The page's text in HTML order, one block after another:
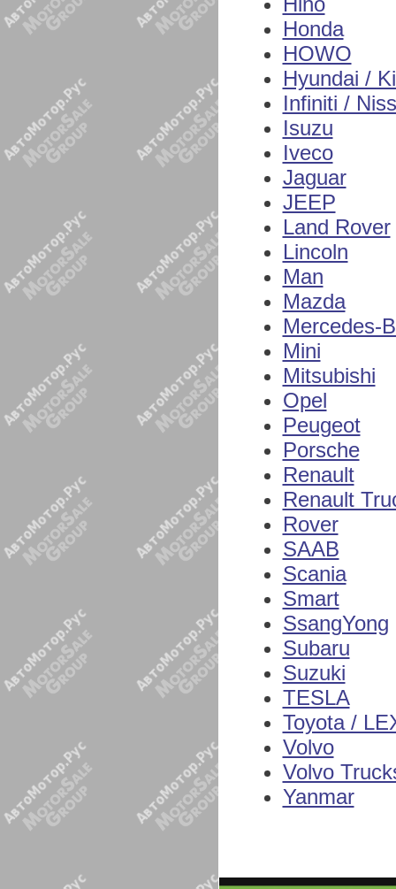
Honda
HOWO
Hyundai /
Infiniti /
Isuzu
Iveco
Jaguar
JEEP
Land Rover
Lincoln
Man
Mazda
Mercedes-
Mini
Mitsubishi
Opel
Peugeot
Porsche
Renault
Renault
Rover
SAAB
Scania
Smart
SsangYong
Subaru
Suzuki
TESLA
Toyota /
Volvo
Volvo
Yanmar